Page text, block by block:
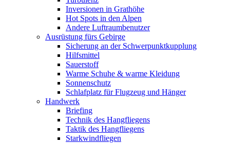
Inversionen in Grathöhe
Hot Spots in den Alpen
Andere Luftraumbenutzer
Ausrüstung fürs Gebirge
Sicherung an der Schwerpunktkupplung
Hilfsmittel
Sauerstoff
Warme Schuhe & warme Kleidung
Sonnenschutz
Schlafplatz für Flugzeug und Hänger
Handwerk
Briefing
Technik des Hangfliegens
Taktik des Hangfliegens
Starkwindfliegen